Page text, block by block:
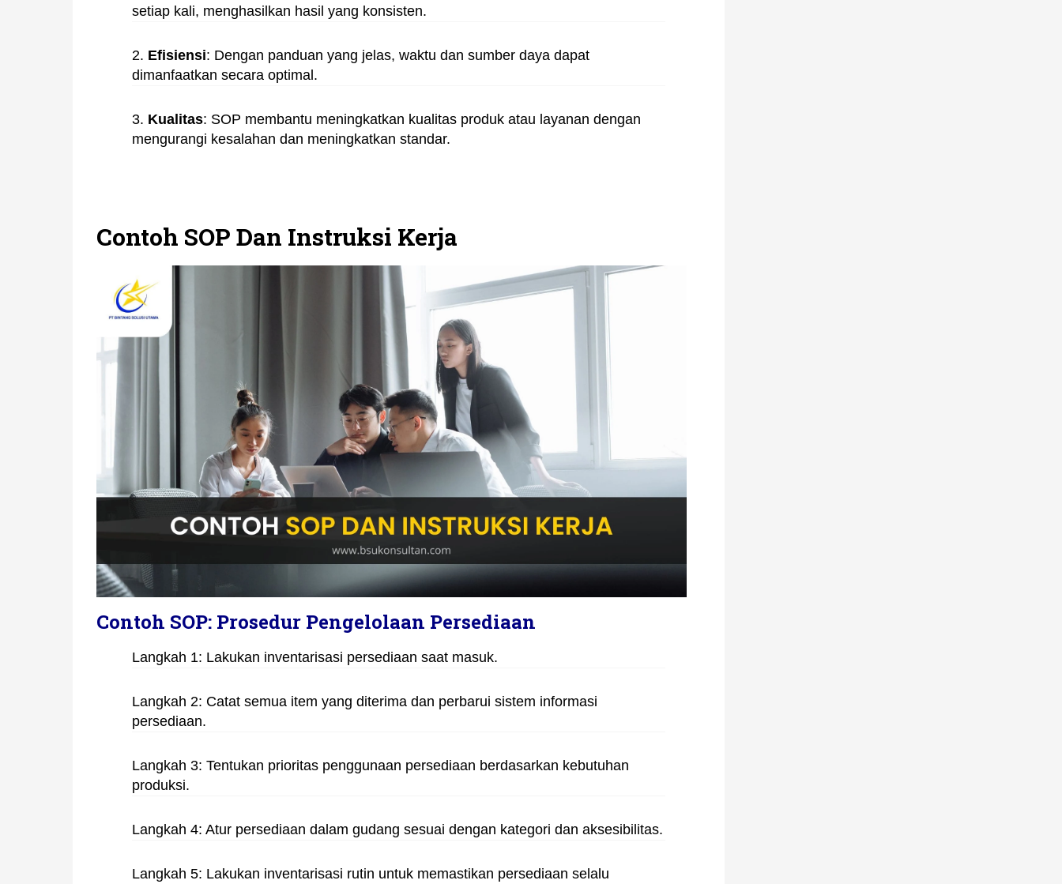
setiap kali, menghasilkan hasil yang konsisten.
2. Efisiensi: Dengan panduan yang jelas, waktu dan sumber daya dapat
dimanfaatkan secara optimal.
3. Kualitas: SOP membantu meningkatkan kualitas produk atau layanan dengan
mengurangi kesalahan dan meningkatkan standar.
Contoh SOP Dan Instruksi Kerja
Contoh SOP: Prosedur Pengelolaan Persediaan
Langkah 1: Lakukan inventarisasi persediaan saat masuk.
Langkah 2: Catat semua item yang diterima dan perbarui sistem informasi
persediaan.
Langkah 3: Tentukan prioritas penggunaan persediaan berdasarkan kebutuhan
produksi.
Langkah 4: Atur persediaan dalam gudang sesuai dengan kategori dan aksesibilitas.
Langkah 5: Lakukan inventarisasi rutin untuk memastikan persediaan selalu